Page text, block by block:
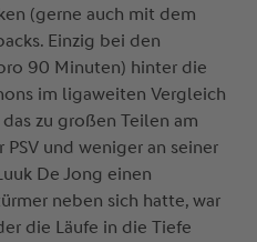
(gerne auch mit dem
Einzig bei den
90 Minuten) hinter die
im ligaweiten Vergleich
zu großen Teilen am
und weniger an seiner
De Jong einen
neben sich hatte, war
die Läufe in die Tiefe